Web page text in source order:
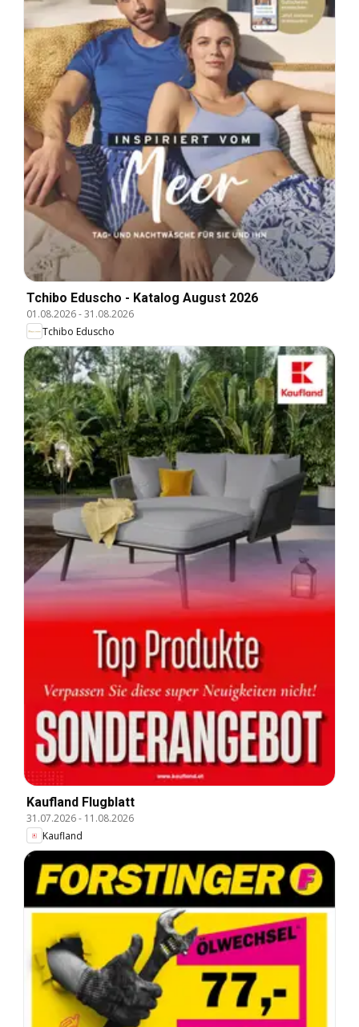
Tchibo Eduscho - Katalog August 2026
01.08.2026-31.08.2026
Tchibo Eduscho
Kaufland Flugblatt
31.07.2026- 11.08.2026
Kaufland